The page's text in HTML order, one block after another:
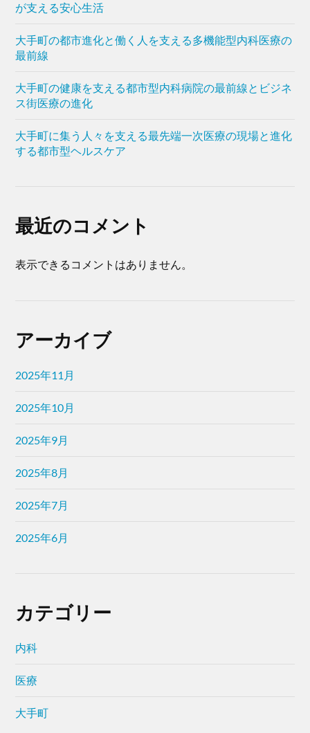
が支える安心生活
大手町の都市進化と働く人を支える多機能型内科医療の
最前線
大手町の健康を支える都市型内科病院の最前線とビジネ
ス街医療の進化
大手町に集う人々を支える最先端一次医療の現場と進化
する都市型ヘルスケア
最近のコメント
表示できるコメントはありません。
アーカイブ
2025年11月
2025年10月
2025年9月
2025年8月
2025年7月
2025年6月
カテゴリー
内科
医療
大手町